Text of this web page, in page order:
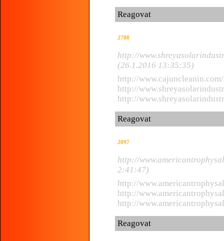
Reagovat
2788
http://
(26.1.2016 13:35:35)
http://
http://
http://
Reagovat
2097
http://
2:41:47)
http://
http://
http://
Reagovat